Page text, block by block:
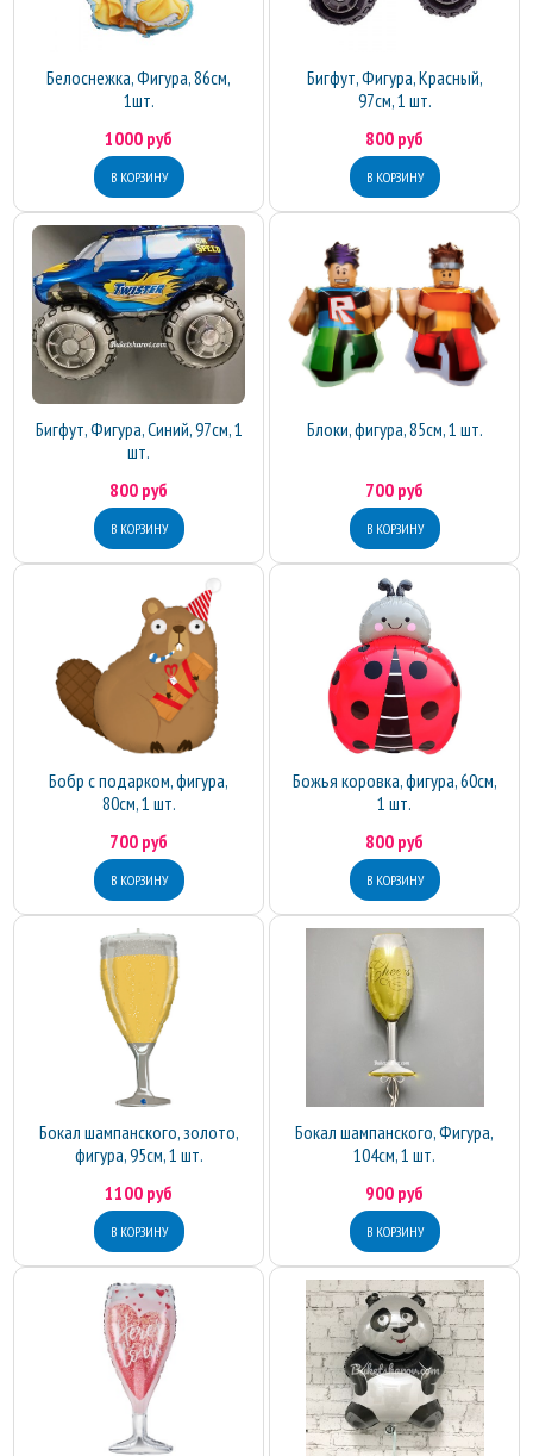
Белоснежка, Фигура, 86см,
1шт.
1000 руб
Бигфут, Фигура, Красный,
97см, 1 шт.
800 руб
Бигфут, Фигура, Синий, 97см, 1
шт.
800 руб
Блоки, фигура, 85см, 1 шт.
700 руб
Бобр с подарком, фигура,
80см, 1 шт.
700 руб
Божья коровка, фигура, 60см,
1 шт.
800 руб
Бокал шампанского, золото,
фигура, 95см, 1 шт.
1100 руб
Бокал шампанского, Фигура,
104см, 1 шт.
900 руб